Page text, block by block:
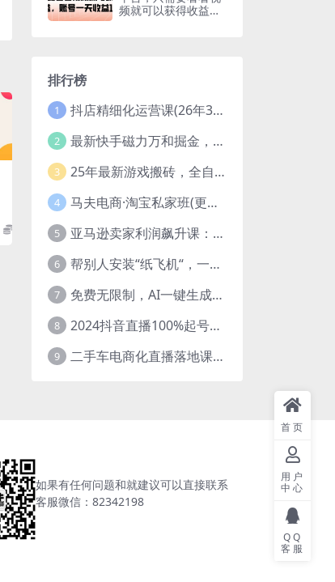
频就可以获得收益，
排行榜
1 抖店精细化运营课(26年3月更新
2 最新快手磁力万和掘金，自动搬砖，轻松日入100-200，操作简单
3 25年最新游戏搬砖，全自动挂机，不需要玩游戏，单手机操作日入300+
4 马夫电商·淘宝私家班(更新3月)
5 亚马逊卖家利润飙升课：从品类成功公式到海王打法，让每个SKU都成爆款一路飙升(更新26年3月
6 帮别人安装“纸飞机“，一单赚10—30元不等：附：免费节点
7 免费无限制，AI一键生成原创中视频，轻松日入2000+，超简单，可矩阵，…
8 2024抖音直播100%起号方法 0粉丝0作品当天破千人在线 多种变现方式
9 二手车电商化直播落地课，从0到1带你玩转二手车直播
如果有任何问题和就建议可以直接联系
客服微信：82342198
首页
用户
中心
QQ
客服